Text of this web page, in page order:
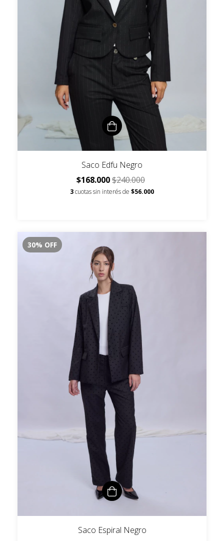
Saco Edfu Negro
$168.000$240.000
3cuotas sin interés de $56.000
30% OFF
Saco Espiral Negro